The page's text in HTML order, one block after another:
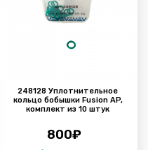
248128 Уплотнительное
кольцо бобышки Fusion AP,
комплект из 10 штук
800₽